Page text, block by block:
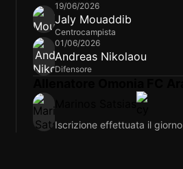
19/06/2026
Jaly Mouaddib
Centrocampista
01/06/2026
Andreas Nikolaou
Difensore
Iscrizione effettuata il giorno